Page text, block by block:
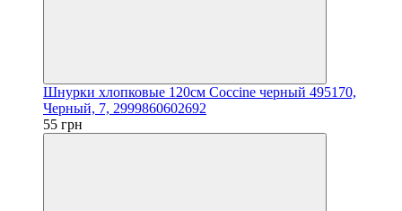
Шнурки хлопковые 120см Coccine черный 495170,
Черный, 7, 2999860602692
55 грн